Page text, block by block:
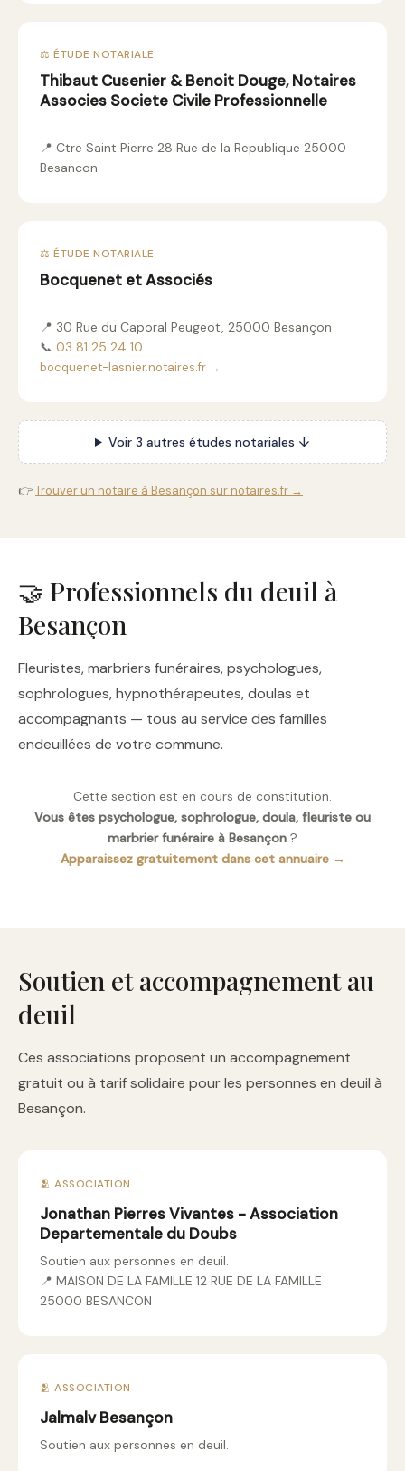
⚖️ ÉTUDE NOTARIALE
Thibaut Cusenier & Benoit Douge, Notaires
Associes Societe Civile Professionnelle
📍 Ctre Saint Pierre 28 Rue de la Republique 25000
Besancon
⚖️ ÉTUDE NOTARIALE
Bocquenet et Associés
📍 30 Rue du Caporal Peugeot, 25000 Besançon
📞 03 81 25 24 10
bocquenet-lasnier.notaires.fr →
Voir 3 autres études notariales ↓
👉Trouver un notaire à Besançon sur notaires.fr →
🤝 Professionnels du deuil à
Besançon
Fleuristes, marbriers funéraires, psychologues,
sophrologues, hypnothérapeutes, doulas et
accompagnants — tous au service des familles
endeuillées de votre commune.
Cette section est en cours de constitution.
Vous êtes psychologue, sophrologue, doula, fleuriste ou
marbrier funéraire à Besançon ?
Apparaissez gratuitement dans cet annuaire →
Soutien et accompagnement au
deuil
Ces associations proposent un accompagnement
gratuit ou à tarif solidaire pour les personnes en deuil à
Besançon.
🫂 ASSOCIATION
Jonathan Pierres Vivantes - Association
Departementale du Doubs
Soutien aux personnes en deuil.
📍 MAISON DE LA FAMILLE 12 RUE DE LA FAMILLE
25000 BESANCON
🫂 ASSOCIATION
Jalmalv Besançon
Soutien aux personnes en deuil.